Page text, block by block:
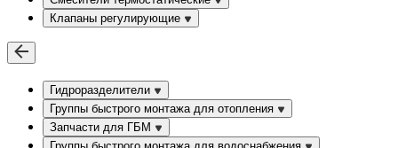
Клапаны регулирующие
Гидроразделители
Группы быстрого монтажа для отопления
Запчасти для ГБМ